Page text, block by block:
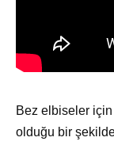
Bez elbiseler için
olduğu bir